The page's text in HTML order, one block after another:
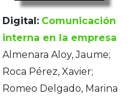
Digital: Comunicación
interna en la empresa
Almenara Aloy, Jaume;
Roca Pérez, Xavier;
Romeo Delgado, Marina